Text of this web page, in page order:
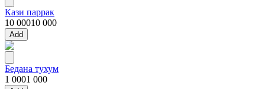
Кази паррак
10 00010 000
Add
Бедана тухум
1 0001 000